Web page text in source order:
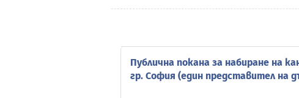
Публична покана за набиране на
гр. София (един представител на